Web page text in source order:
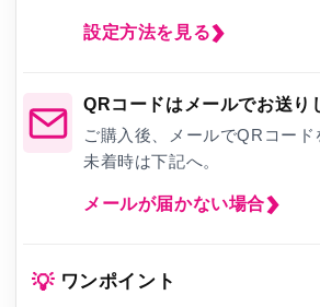
設定方法を見る
QRコードはメールでお送り
ご購入後、メールでQRコード
未着時は下記へ。
メールが届かない場合
💡 ワンポイント